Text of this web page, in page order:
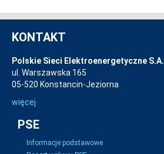
KONTAKT
Polskie Sieci Elektroenergetyczne S.A.
ul. Warszawska 165
05-520 Konstancin-Jeziorna
więcej
PSE
Informacje podstawowe